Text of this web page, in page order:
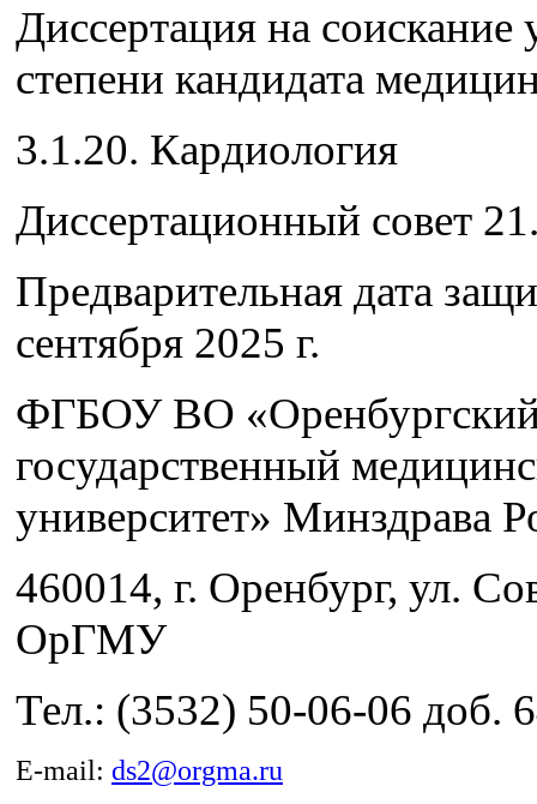
Диссертация на соискание
степени кандидата
3.1.20. Кардиология
Диссертационный совет
Предварительная дата
сентября 2025 г.
ФГБОУ ВО
государственный
университет» Минздрава
460014, г. Оренбург, ул.
ОрГМУ
Тел.: (3532) 50-06-06 доб.
E-mail: ds2@orgma.ru